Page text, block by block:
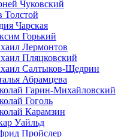
Чуковский
Толстой
Чарская
Горький
Лермонтов
Пляцковский
Салтыков-Щедрин
Абрамцева
Гарин-Михайловский
Гоголь
Карамзин
Уайльд
Пройслер